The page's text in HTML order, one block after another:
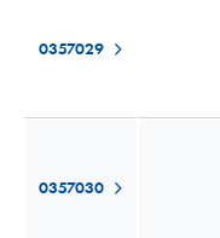
0357029
0357030